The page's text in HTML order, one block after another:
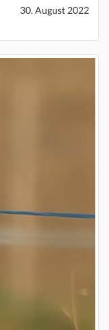
30. August 2022